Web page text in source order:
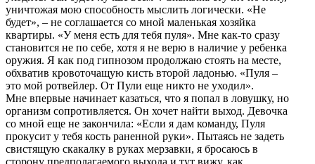
уничтожая мою способность мыслить логически. «Не
будет», – не соглашается со мной маленькая хозяйка
квартиры. «У меня есть для тебя пуля». Мне как-то сразу
становится не по себе, хотя я не верю в наличие у ребенка
оружия. Я как под гипнозом продолжаю стоять на месте,
обхватив кровоточащую кисть второй ладонью. «Пуля –
это мой ротвейлер. От Пули еще никто не уходил».
Мне впервые начинает казаться, что я попал в ловушку, но
организм сопротивляется. Он хочет найти выход. Девочка
со мной еще не закончила: «Если я дам команду, Пуля
прокусит у тебя кость раненной руки». Пытаясь не задеть
свистящую скакалку в руках мерзавки, я бросаюсь в
сторону предполагаемого выхода и тут вижу, как